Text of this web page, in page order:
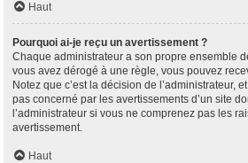
Haut
Pourquoi ai-je reçu un avertissement ?
Chaque administrateur a son propre ensemble
vous avez dérogé à une règle, vous pouvez
Notez que c’est la décision de l’administrateur,
pas concerné par les avertissements d’un site
l’administrateur si vous ne comprenez pas les
avertissement.
Haut